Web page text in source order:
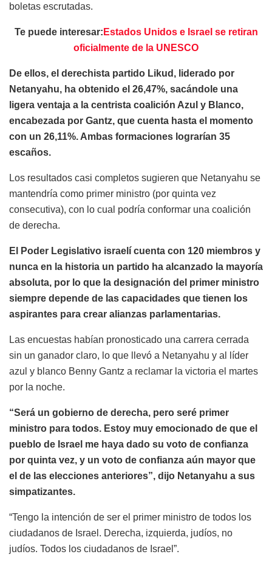
boletas escrutadas.
Te puede interesar: Estados Unidos e Israel se retiran
oficialmente de la UNESCO
De ellos, el derechista partido Likud, liderado por
Netanyahu, ha obtenido el 26,47%, sacándole una
ligera ventaja a la centrista coalición Azul y Blanco,
encabezada por Gantz, que cuenta hasta el momento
con un 26,11%. Ambas formaciones lograrían 35
escaños.
Los resultados casi completos sugieren que Netanyahu se
mantendría como primer ministro (por quinta vez
consecutiva), con lo cual podría conformar una coalición
de derecha.
El Poder Legislativo israelí cuenta con 120 miembros y
nunca en la historia un partido ha alcanzado la mayoría
absoluta, por lo que la designación del primer ministro
siempre depende de las capacidades que tienen los
aspirantes para crear alianzas parlamentarias.
Las encuestas habían pronosticado una carrera cerrada
sin un ganador claro, lo que llevó a Netanyahu y al líder
azul y blanco Benny Gantz a reclamar la victoria el martes
por la noche.
“Será un gobierno de derecha, pero seré primer
ministro para todos. Estoy muy emocionado de que el
pueblo de Israel me haya dado su voto de confianza
por quinta vez, y un voto de confianza aún mayor que
el de las elecciones anteriores”, dijo Netanyahu a sus
simpatizantes.
“Tengo la intención de ser el primer ministro de todos los
ciudadanos de Israel. Derecha, izquierda, judíos, no
judíos. Todos los ciudadanos de Israel”.